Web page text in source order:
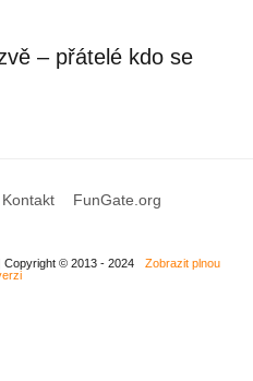
– přátelé kdo se
Kontakt FunGate.org
© 2013 - 2024
Zobrazit plnou